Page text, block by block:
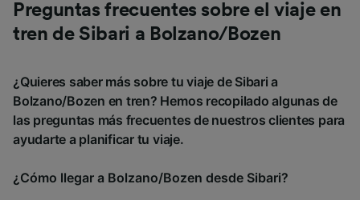
Preguntas frecuentes sobre el viaje en
tren de Sibari a Bolzano/Bozen
¿Quieres saber más sobre tu viaje de Sibari a
Bolzano/Bozen en tren? Hemos recopilado algunas de
las preguntas más frecuentes de nuestros clientes para
ayudarte a planificar tu viaje.
¿Cómo llegar a Bolzano/Bozen desde Sibari?